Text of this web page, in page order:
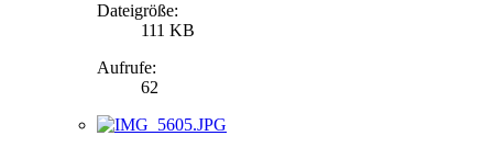
Dateigröße:
111 KB
Aufrufe:
62